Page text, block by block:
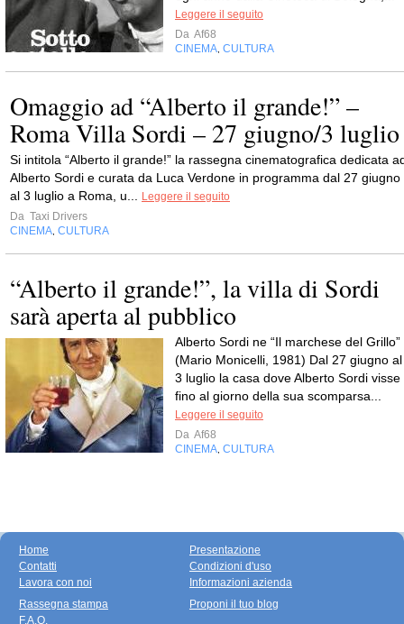
Leggere il seguito
Da Af68
CINEMA CULTURA
Omaggio ad “Alberto il grande!” –
Roma Villa Sordi – 27 giugno/3 luglio
Si intitola “Alberto il grande!” la rassegna cinematografica dedicata
Alberto Sordi e curata da Luca Verdone in programma dal 27 giugno
al 3 luglio a Roma, u...
Leggere il seguito
Da Taxi Drivers
CINEMA CULTURA
“Alberto il grande!”, la villa di Sordi
sarà aperta al pubblico
Alberto Sordi ne “Il marchese del Grillo”
(Mario Monicelli, 1981) Dal 27 giugno al
3 luglio la casa dove Alberto Sordi visse
fino al giorno della sua scomparsa...
Leggere il seguito
Da Af68
CINEMA CULTURA
Home
Contatti
Lavora con noi
Presentazione
Condizioni d'uso
Informazioni azienda
Rassegna stampa
F.A.Q.
Proponi il tuo blog